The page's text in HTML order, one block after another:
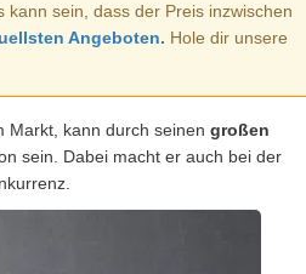
sein, dass der Preis inzwischen
Angeboten. Hole dir unsere
Markt, kann durch seinen großen
sein. Dabei macht er auch bei der